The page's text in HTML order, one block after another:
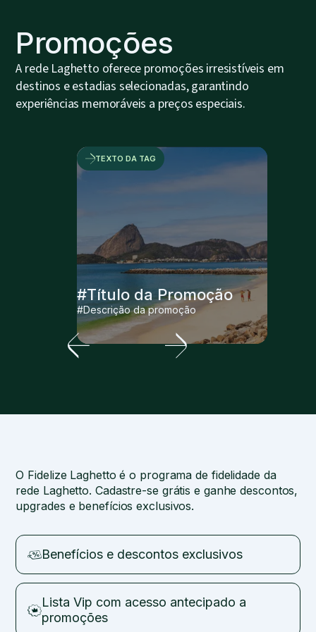
Promoções
A rede Laghetto oferece promoções irresistíveis em
destinos e estadias selecionadas, garantindo
experiências memoráveis a preços especiais.
TEXTO DA TAG
#Título da Promoção
#Descrição da promoção
O Fidelize Laghetto é o programa de fidelidade da
rede Laghetto. Cadastre-se grátis e ganhe descontos,
upgrades e benefícios exclusivos.
Benefícios e descontos exclusivos
Lista Vip com acesso antecipado a
promoções